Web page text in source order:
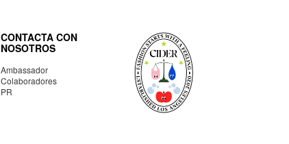
CONTACTA CON
NOSOTROS
Ambassador
Colaboradores
PR